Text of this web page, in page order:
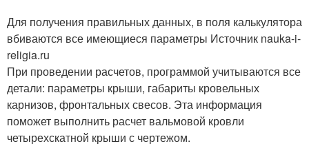
Для получения правильных данных, в поля калькулятора
вбиваются все имеющиеся параметры Источник nauka-i-
religia.ru
При проведении расчетов, программой учитываются все
детали: параметры крыши, габариты кровельных
карнизов, фронтальных свесов. Эта информация
поможет выполнить расчет вальмовой кровли
четырехскатной крыши с чертежом.